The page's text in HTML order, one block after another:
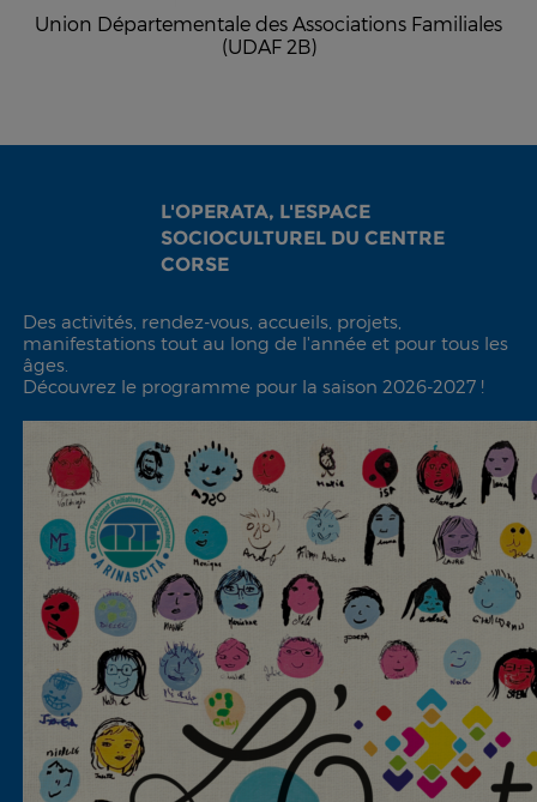
Union Départementale des Associations Familiales
(UDAF 2B)
L'OPERATA, L'ESPACE
SOCIOCULTUREL DU CENTRE
CORSE
Des activités, rendez-vous, accueils, projets,
manifestations tout au long de l'année et pour tous les
âges.
Découvrez le programme pour la saison 2026-2027 !